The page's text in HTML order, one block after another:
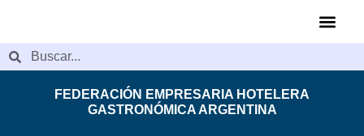
FEDERACIÓN EMPRESARIA HOTELERA
GASTRONÓMICA ARGENTINA